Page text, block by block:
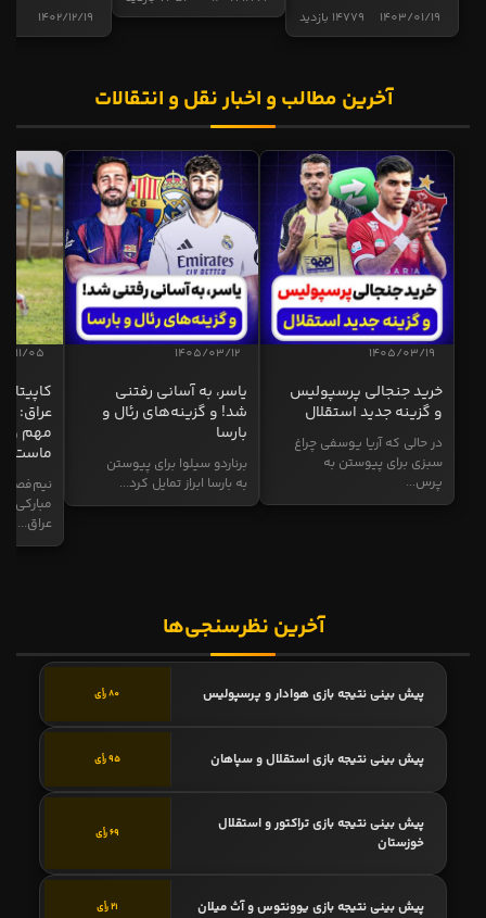
14779 بازدید 1403/01/19
1402/12/19
آخرین مطالب و اخبار نقل و انتقالات
1405/03/19
خرید جنجالی پرسپولیس
و گزینه جدید استقلال
در حالی که آریا یوسفی چراغ
سبزی برای پیوستن به
پرس...
1405/03/12
یاسر، به آسانی رفتنی
شد! و گزینه‌های رئال و
بارسا
برناردو سیلوا برای پیوستن
به بارسا ابراز تمایل کرد...
11/05
عراق:
مهم و
ماست
نیم‌فصل
مبارکی
عراق...
آخرین نظرسنجی‌ها
پیش بینی نتیجه بازی هوادار و پرسپولیس 80 رأی
پیش بینی نتیجه بازی استقلال و سپاهان 95 رأی
پیش بینی نتیجه بازی تراکتور و استقلال
خوزستان
69 رأی
پیش بینی نتیجه بازی یوونتوس و آث میلان 21 رأی